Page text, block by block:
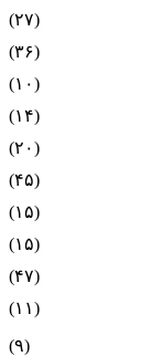
(۲۷)
(۳۶)
(۱۰)
(۱۴)
(۲۰)
(۴۵)
(۱۵)
(۱۵)
(۴۷)
(۱۱)
(۹)